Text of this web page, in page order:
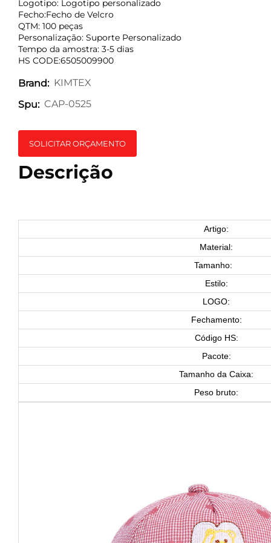
Logotipo: Logotipo personalizado
Fecho:Fecho de Velcro
QTM: 100 peças
Personalização: Suporte Personalizado
Tempo da amostra: 3-5 dias
HS CODE:6505009900
Brand: KIMTEX
Spu: CAP-0525
SOLICITAR ORÇAMENTO
Descrição
Artigo:
Material:
Tamanho:
Estilo:
LOGO:
Fechamento:
Código HS:
Pacote:
Tamanho da Caixa:
Peso bruto: